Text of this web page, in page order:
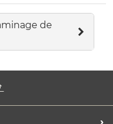
de